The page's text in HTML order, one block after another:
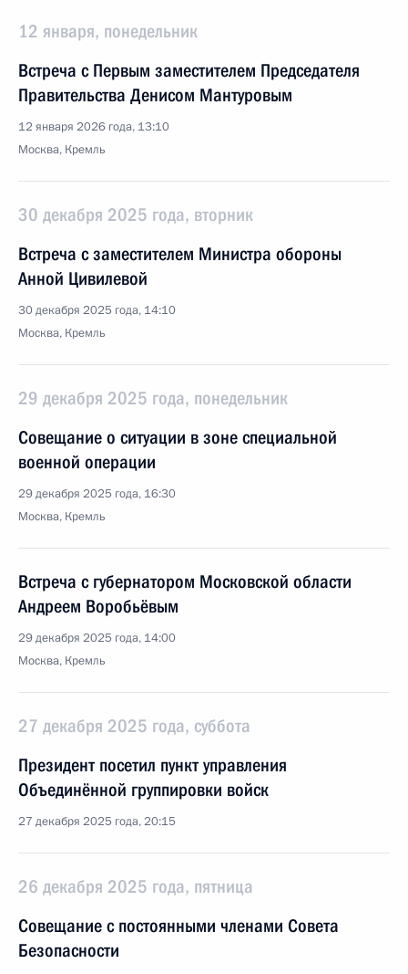
12 января, понедельник
Встреча с Первым заместителем Председателя
Правительства Денисом Мантуровым
12 января 2026 года, 13:10
Москва, Кремль
30 декабря 2025 года, вторник
Встреча с заместителем Министра обороны
Анной Цивилевой
30 декабря 2025 года, 14:10
Москва, Кремль
29 декабря 2025 года, понедельник
Совещание о ситуации в зоне специальной
военной операции
29 декабря 2025 года, 16:30
Москва, Кремль
Встреча с губернатором Московской области
Андреем Воробьёвым
29 декабря 2025 года, 14:00
Москва, Кремль
27 декабря 2025 года, суббота
Президент посетил пункт управления
Объединённой группировки войск
27 декабря 2025 года, 20:15
26 декабря 2025 года, пятница
Совещание с постоянными членами Совета
Безопасности